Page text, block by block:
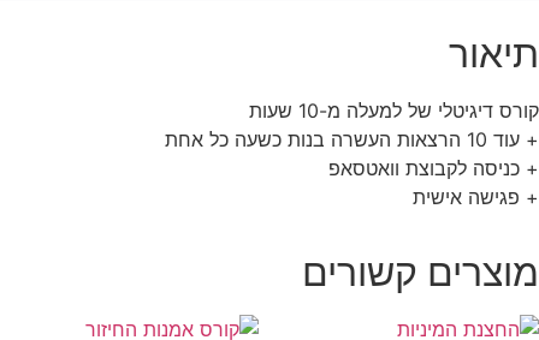
תיאור
קורס דיגיטלי של למעלה מ-10 שעות
+ עוד 10 הרצאות העשרה בנות כשעה כל אחת
+ כניסה לקבוצת וואטסאפ
+ פגישה אישית
מוצרים קשורים